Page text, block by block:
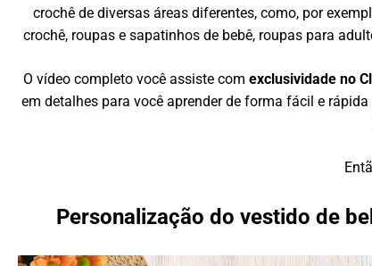
crochê de diversas áreas diferentes, como, por
crochê, roupas e sapatinhos de bebê, roupas para
O vídeo completo você assiste com exclusividade no
em detalhes para você aprender de forma fácil e
Personalização do vestido de